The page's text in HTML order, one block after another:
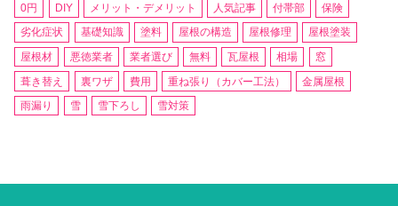
0円 DIY メリット・デメリット 人気記事 付帯部
保険
劣化症状
基礎知識 塗料 屋根の構造 屋根修理
屋根塗装
屋根材
悪徳業者 業者選び 無料 瓦屋根 相場
窓
葺き替え
裏ワザ 費用 重ね張り（カバー工法）
金属屋根
雨漏り
雪 雪下ろし 雪対策